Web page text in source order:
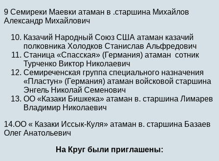
9 Семиреки Маевки атаман в .старшина Михайлов
Александр Михайлович
Казачий Народный Союз США атаман казачий
полковника Холодков Станислав Альфредович
Станица «Спасская» (Германия) атаман сотник
Турченко Виктор Николаевич
Семиреченская группа специального назначения
«Пластун» (Германия) атаман войсковой старшина
Энгель Николай Семенович
ОО «Казаки Бишкека» атаман в. старшина Лимарев
Владимир Николаевич
14.ОО « Казаки Иссык-Куля» атаман в. старшина Базаев
Олег Анатольевич
На Круг были приглашены: